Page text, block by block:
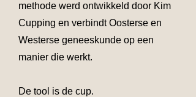
methode werd ontwikkeld door Kim
Cupping en verbindt Oosterse en
Westerse geneeskunde op een
manier die werkt.
De tool is de cup.